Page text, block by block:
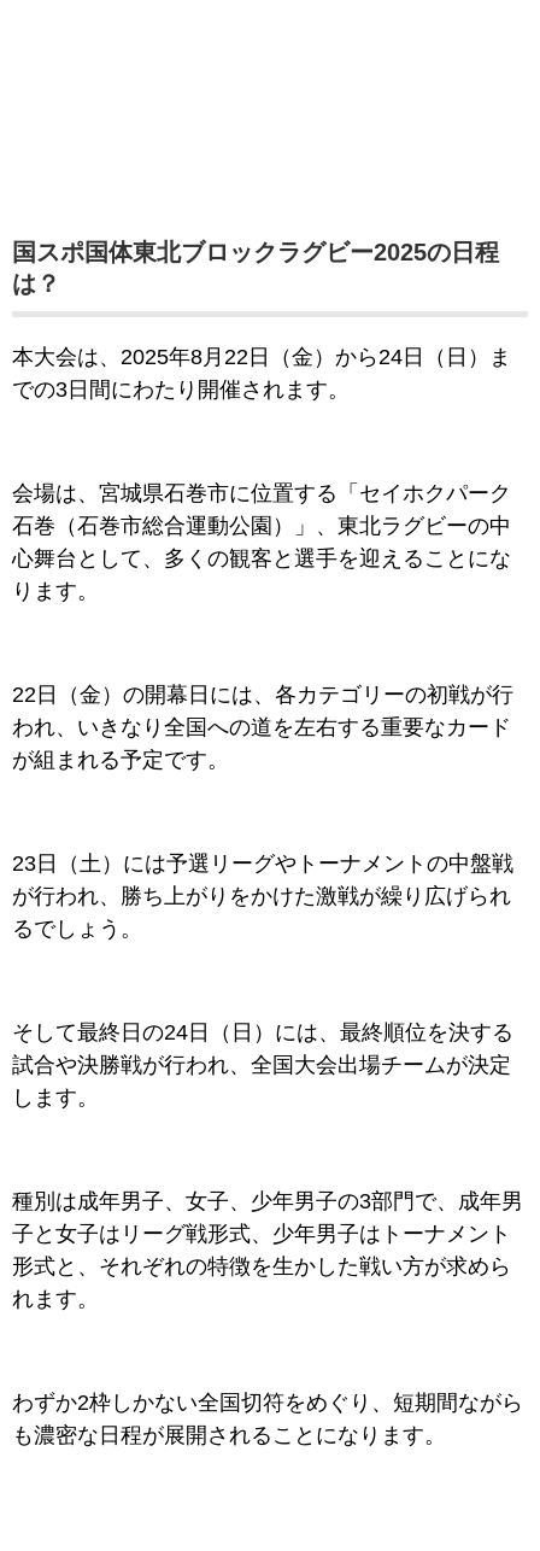
国スポ国体東北ブロックラグビー2025の日程
は？
本大会は、2025年8月22日（金）から24日（日）ま
での3日間にわたり開催されます。
会場は、宮城県石巻市に位置する「セイホクパーク
石巻（石巻市総合運動公園）」、東北ラグビーの中
心舞台として、多くの観客と選手を迎えることにな
ります。
22日（金）の開幕日には、各カテゴリーの初戦が行
われ、いきなり全国への道を左右する重要なカード
が組まれる予定です。
23日（土）には予選リーグやトーナメントの中盤戦
が行われ、勝ち上がりをかけた激戦が繰り広げられ
るでしょう。
そして最終日の24日（日）には、最終順位を決する
試合や決勝戦が行われ、全国大会出場チームが決定
します。
種別は成年男子、女子、少年男子の3部門で、成年男
子と女子はリーグ戦形式、少年男子はトーナメント
形式と、それぞれの特徴を生かした戦い方が求めら
れます。
わずか2枠しかない全国切符をめぐり、短期間ながら
も濃密な日程が展開されることになります。